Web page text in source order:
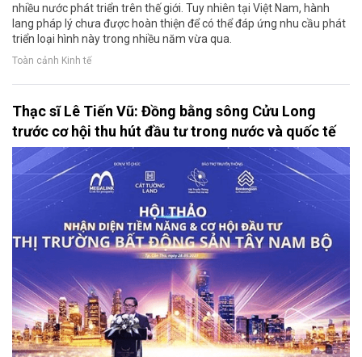
nhiều nước phát triển trên thế giới. Tuy nhiên tại Việt Nam, hành
lang pháp lý chưa được hoàn thiện để có thể đáp ứng nhu cầu phát
triển loại hình này trong nhiều năm vừa qua.
Toàn cảnh Kinh tế
Thạc sĩ Lê Tiến Vũ: Đồng bằng sông Cửu Long
trước cơ hội thu hút đầu tư trong nước và quốc tế